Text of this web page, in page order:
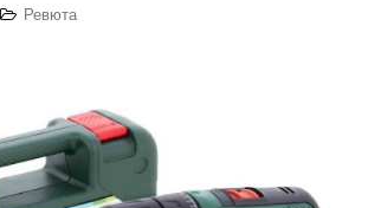
Ревюта